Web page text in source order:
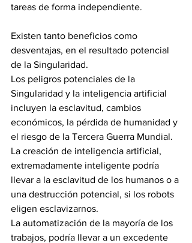
tareas de forma independiente.
Existen tanto beneficios como
desventajas, en el resultado potencial
de la Singularidad.
Los peligros potenciales de la
Singularidad y la inteligencia artificial
incluyen la esclavitud, cambios
económicos, la pérdida de humanidad y
el riesgo de la Tercera Guerra Mundial.
La creación de inteligencia artificial,
extremadamente inteligente podría
llevar a la esclavitud de los humanos o a
una destrucción potencial, si los robots
eligen esclavizarnos.
La automatización de la mayoría de los
trabajos, podría llevar a un excedente